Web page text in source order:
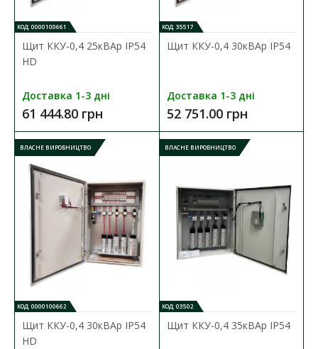
В закладки
ВЛАСНЕ ВИРОБНИЦТВО
Щиток ЯРП-0,25 кВА 220/24 В IP54
КОД: 0000100661
Щит ККУ-0,4 25кВАр ІР54
HD
Доставка 1-3 дні
61 444.80 грн
КОД: 35517
Щит ККУ-0,4 30кВАр ІР54
Доставка 1-3 дні
52 751.00 грн
ВЛАСНЕ ВИРОБНИЦТВО
КОД: 0000100662
Щит ККУ-0,4 30кВАр ІР54
HD
ВЛАСНЕ ВИРОБНИЦТВО
КОД: 03502
Щит ККУ-0,4 35кВАр ІР54